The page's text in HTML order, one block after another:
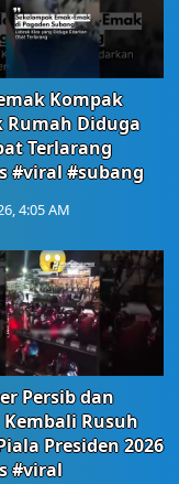
Kompak
Rumah Diduga
Terlarang
#viral #subang
4:05 AM
Persib dan
Kembali Rusuh
Presiden 2026
#viral